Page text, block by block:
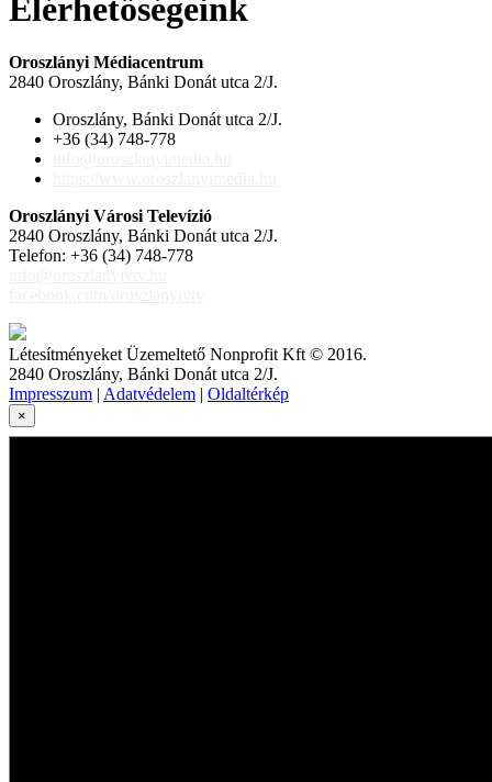
Elérhetőségeink
Oroszlányi Médiacentrum
2840 Oroszlány, Bánki Donát utca 2/J.
Oroszlány, Bánki Donát utca 2/J.
+36 (34) 748-778
Oroszlányi Városi Televízió
2840 Oroszlány, Bánki Donát utca 2/J.
Telefon: +36 (34) 748-778
Létesítményeket Üzemeltető Nonprofit Kft © 2016.
2840 Oroszlány, Bánki Donát utca 2/J.
Impresszum | Adatvédelem | Oldaltérkép
×